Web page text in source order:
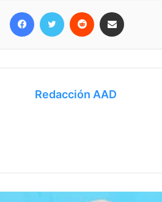
Facebook
Twitter Reddit
Redacción AAD